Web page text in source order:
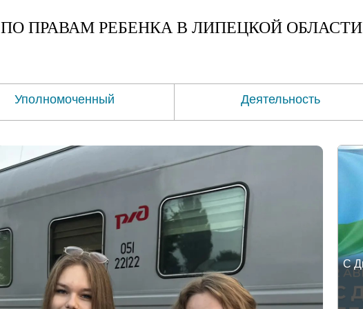
ПО ПРАВАМ РЕБЕНКА В ЛИПЕЦКОЙ ОБЛАСТИ
Уполномоченный Деятельность